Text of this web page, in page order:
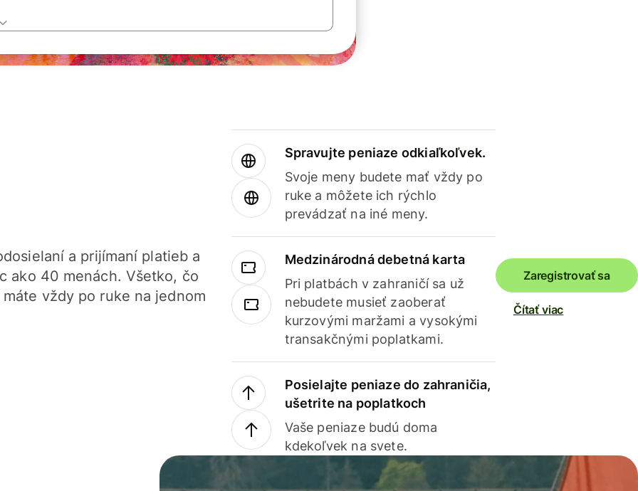
a prijímaní platieb a
ako 40 menách. Všetko, čo
vždy po ruke na jednom
Spravujte peniaze odkiaľkoľvek.
Svoje meny budete mať vždy po
ruke a môžete ich rýchlo
prevádzať na iné meny.
Medzinárodná debetná karta
Pri platbách v zahraničí sa už
nebudete musieť zaoberať
kurzovými maržami a vysokými
transakčnými poplatkami.
Posielajte peniaze do zahraničia,
ušetrite na poplatkoch
Vaše peniaze budú doma
kdekoľvek na svete.
Zaregistrovať sa
Čítať viac